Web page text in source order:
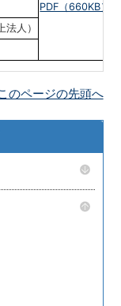
PDF（660KB）
人）
のページの先頭へ